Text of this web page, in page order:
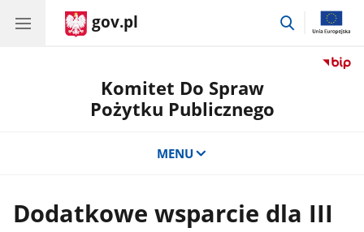
gov.pl
przejdź
Komitet Do Spraw
Pożytku Publicznego
MENU
Dodatkowe wsparcie dla III